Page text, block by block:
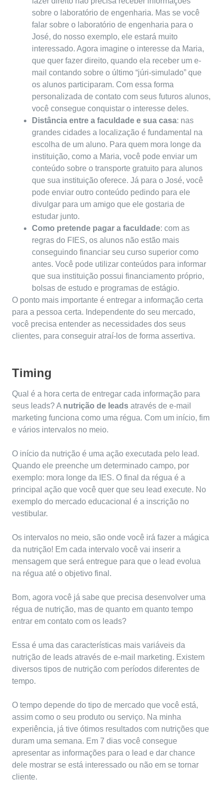
sobre o laboratório de engenharia. Mas se você
falar sobre o laboratório de engenharia para o
José, do nosso exemplo, ele estará muito
interessado. Agora imagine o interesse da Maria,
que quer fazer direito, quando ela receber um e-
mail contando sobre o último “júri-simulado” que
os alunos participaram. Com essa forma
personalizada de contato com seus futuros alunos,
você consegue conquistar o interesse deles.
Distância entre a faculdade e sua casa: nas
grandes cidades a localização é fundamental na
escolha de um aluno. Para quem mora longe da
instituição, como a Maria, você pode enviar um
conteúdo sobre o transporte gratuito para alunos
que sua instituição oferece. Já para o José, você
pode enviar outro conteúdo pedindo para ele
divulgar para um amigo que ele gostaria de
estudar junto.
Como pretende pagar a faculdade: com as
regras do FIES, os alunos não estão mais
conseguindo financiar seu curso superior como
antes. Você pode utilizar conteúdos para informar
que sua instituição possui financiamento próprio,
bolsas de estudo e programas de estágio.
O ponto mais importante é entregar a informação certa
para a pessoa certa. Independente do seu mercado,
você precisa entender as necessidades dos seus
clientes, para conseguir atraí-los de forma assertiva.
Timing
Qual é a hora certa de entregar cada informação para
seus leads? A nutrição de leads através de e-mail
marketing funciona como uma régua. Com um início, fim
e vários intervalos no meio.
O início da nutrição é uma ação executada pelo lead.
Quando ele preenche um determinado campo, por
exemplo: mora longe da IES. O final da régua é a
principal ação que você quer que seu lead execute. No
exemplo do mercado educacional é a inscrição no
vestibular.
Os intervalos no meio, são onde você irá fazer a mágica
da nutrição! Em cada intervalo você vai inserir a
mensagem que será entregue para que o lead evolua
na régua até o objetivo final.
Bom, agora você já sabe que precisa desenvolver uma
régua de nutrição, mas de quanto em quanto tempo
entrar em contato com os leads?
Essa é uma das características mais variáveis da
nutrição de leads através de e-mail marketing. Existem
diversos tipos de nutrição com períodos diferentes de
tempo.
O tempo depende do tipo de mercado que você está,
assim como o seu produto ou serviço. Na minha
experiência, já tive ótimos resultados com nutrições que
duram uma semana. Em 7 dias você consegue
apresentar as informações para o lead e dar chance
dele mostrar se está interessado ou não em se tornar
cliente.